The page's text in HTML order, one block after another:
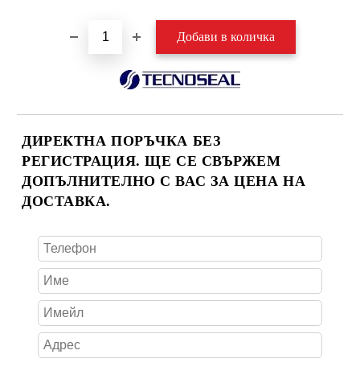
ДИРЕКТНА ПОРЪЧКА БЕЗ
РЕГИСТРАЦИЯ. ЩЕ СЕ СВЪРЖЕМ
ДОПЪЛНИТЕЛНО С ВАС ЗА ЦЕНА НА
ДОСТАВКА.